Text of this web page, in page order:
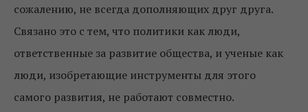
сожалению, не всегда дополняющих друг друга.
Связано это с тем, что политики как люди,
ответственные за развитие общества, и ученые как
люди, изобретающие инструменты для этого
самого развития, не работают совместно.